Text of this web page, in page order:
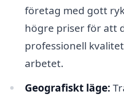
företag med gott
högre priser för att
professionell
arbetet.
Geografiskt läge: